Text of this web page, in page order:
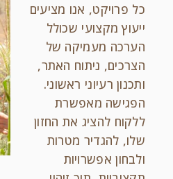
כל פרויקט, אנו מציעים
ייעוץ מקצועי שכולל
הערכה מעמיקה של
הצרכים, ניתוח האתר,
ותכנון רעיוני ראשוני.
הפגישה מאפשרת
ללקוח להציג את החזון
שלו, להגדיר מטרות
ולבחון אפשרויות